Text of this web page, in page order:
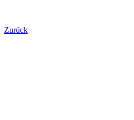
Zurück